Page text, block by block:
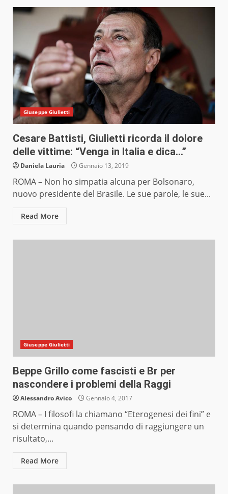
Giuseppe Giulietti
Cesare Battisti, Giulietti ricorda il dolore
delle vittime: “Venga in Italia e dica…”
Daniela Lauria Gennaio 13, 2019
ROMA – Non ho simpatia alcuna per Bolsonaro,
nuovo presidente del Brasile. Le sue parole, le sue...
Read More
Giuseppe Giulietti
Beppe Grillo come fascisti e Br per
nascondere i problemi della Raggi
Alessandro Avico Gennaio 4, 2017
ROMA – I filosofi la chiamano “Eterogenesi dei fini” e
si determina quando pensando di raggiungere un
risultato,...
Read More